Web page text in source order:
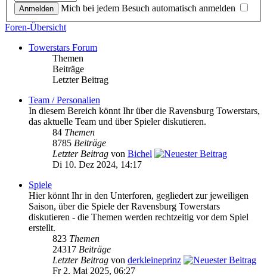
Mich bei jedem Besuch automatisch anmelden
Foren-Übersicht
Towerstars Forum
Themen
Beiträge
Letzter Beitrag
Team / Personalien
In diesem Bereich könnt Ihr über die Ravensburg Towerstars,
das aktuelle Team und über Spieler diskutieren.
84 Themen
8785 Beiträge
Letzter Beitrag von Bichel
Di 10. Dez 2024, 14:17
Spiele
Hier könnt Ihr in den Unterforen, gegliedert zur jeweiligen
Saison, über die Spiele der Ravensburg Towerstars
diskutieren - die Themen werden rechtzeitig vor dem Spiel
erstellt.
823 Themen
24317 Beiträge
Letzter Beitrag von derkleineprinz
Fr 2. Mai 2025, 06:27